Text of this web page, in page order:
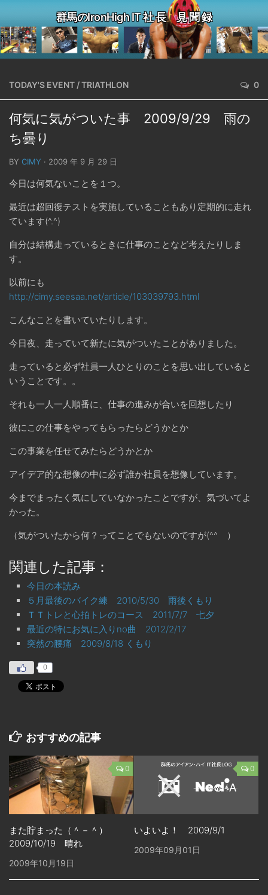
群馬のIronHigh IT 社 長 見 聞 録
TODAY'S EVENT /TRIATHLON 0
何気に気がついた事 2009/9/29 雨の
ち曇り
BY CIMY · 2009 年 9 月 29 日
今日は何気ないことを１つ。
最近は超回復テストを実施していることもあり定期的に走れ
ています(^.^)
自分は結構走っているときに仕事のことなど考えたりしま
す。
以前にも
http://cimy.seesaa.net/article/103039793.html
こんなことを書いていたりします。
今日夜、走っていて新たに気がついたことがありました。
走っていると必ず社員一人ひとりのことを思い出していると
いうことです。。
それも一人一人順番に、仕事の進みが合いを回想したり
彼にこの仕事をやってもらったらどうかとか
この事業を任せてみたらどうかとか
アイデア的な想像の中に必ず誰か社員を想像しています。
今までまったく気にしていなかったことですが、気づいてよ
かった。
（気がついたから何？ってことでもないのですが(^^ゞ）
関連した記事：
今日の本読み
５月最後のバイク練 2010/5/30 雨後くもり
ＴＴトレと心拍トレのコース 2011/7/7 七夕
最近の特にお気に入りno曲 2012/2/17
突然の腰痛 2009/8/18 くもり
0
おすすめの記事
0
また貯まった（＾－＾）
2009/10/19 晴れ
2009年10月19日
0
いよいよ！ 2009/9/1
2009年09月01日